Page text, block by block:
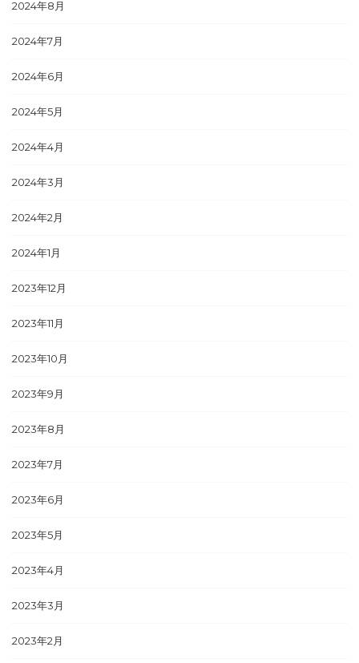
2024年8月
2024年7月
2024年6月
2024年5月
2024年4月
2024年3月
2024年2月
2024年1月
2023年12月
2023年11月
2023年10月
2023年9月
2023年8月
2023年7月
2023年6月
2023年5月
2023年4月
2023年3月
2023年2月